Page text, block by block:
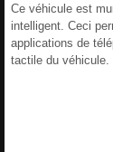
Ce véhicule est
intelligent. Ceci
applications de
tactile du véhicule.